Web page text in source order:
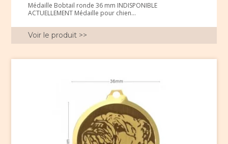
Médaille Bobtail ronde 36 mm INDISPONIBLE
ACTUELLEMENT Médaille pour chien...
Voir le produit >>